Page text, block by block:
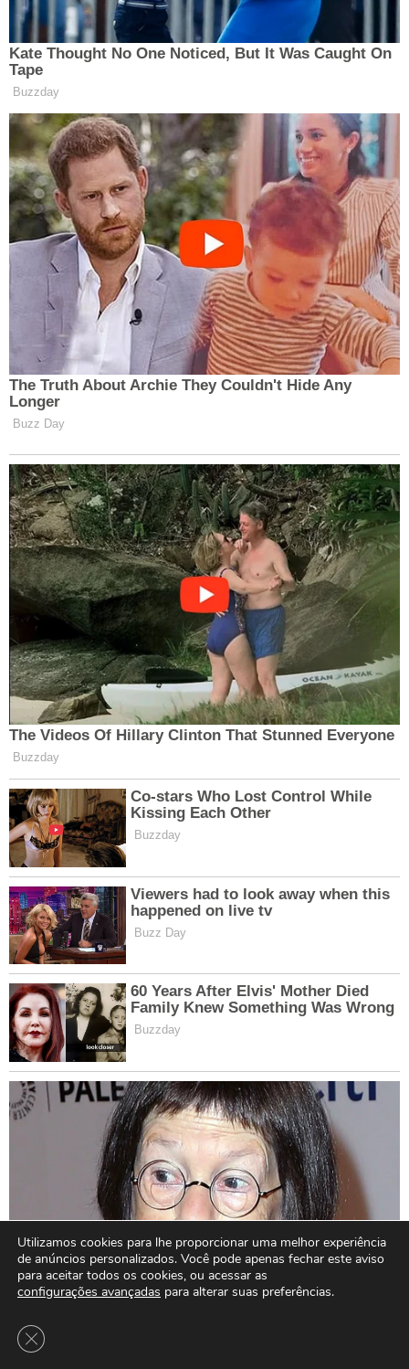
Utilizamos cookies para lhe proporcionar uma melhor experiência
de anúncios personalizados. Você pode apenas fechar este aviso
para aceitar todos os cookies, ou acessar as
configurações avançadas para alterar suas preferências.
Close GDPR Cookie Banner